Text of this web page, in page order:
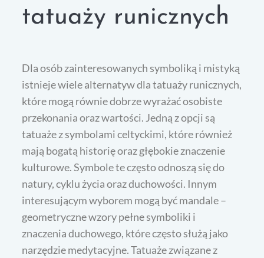
tatuaży runicznych
Dla osób zainteresowanych symboliką i mistyką
istnieje wiele alternatyw dla tatuaży runicznych,
które mogą równie dobrze wyrażać osobiste
przekonania oraz wartości. Jedną z opcji są
tatuaże z symbolami celtyckimi, które również
mają bogatą historię oraz głębokie znaczenie
kulturowe. Symbole te często odnoszą się do
natury, cyklu życia oraz duchowości. Innym
interesującym wyborem mogą być mandale –
geometryczne wzory pełne symboliki i
znaczenia duchowego, które często służą jako
narzędzie medytacyjne. Tatuaże związane z